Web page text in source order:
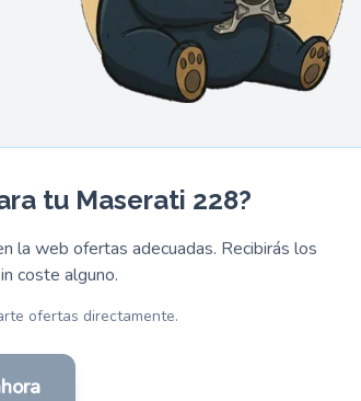
tu Maserati 228?
la web ofertas adecuadas. Recibirás los
coste alguno.
ofertas directamente.